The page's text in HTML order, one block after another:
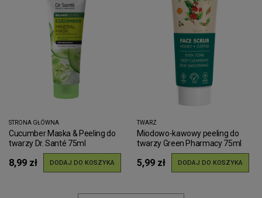
STRONA GŁÓWNA
Cucumber Maska & Peeling do
twarzy Dr. Santé 75ml
8,99 zł DODAJ DO KOSZYKA
TWARZ
Miodowo-kawowy peeling do
twarzy Green Pharmacy 75ml
5,99 zł DODAJ DO KOSZYKA